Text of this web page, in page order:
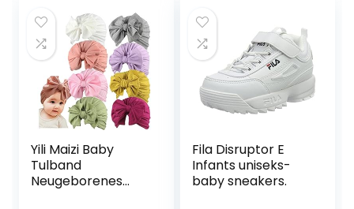
Yili Maizi Baby
Tulband
Neugeborenes
Fila Disruptor E
Infants uniseks-
baby sneakers.